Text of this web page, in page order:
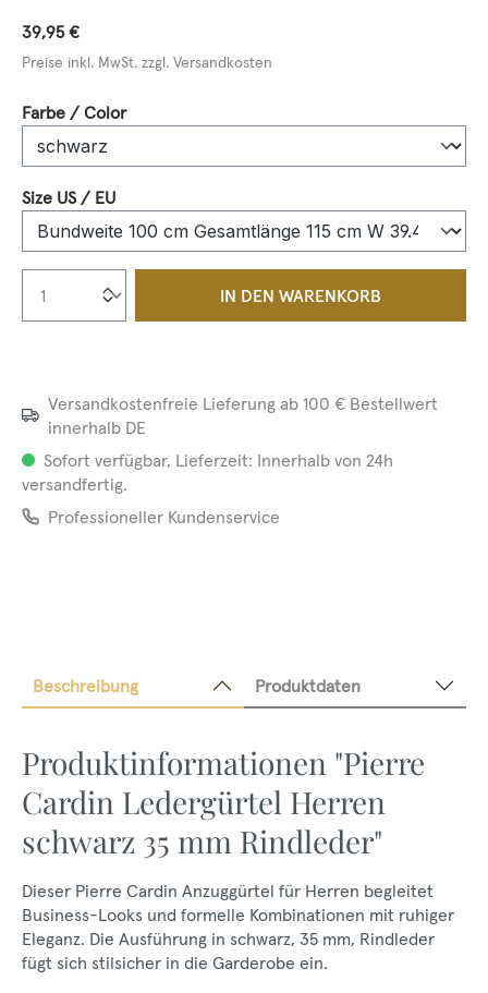
39,95 €
Preise inkl. MwSt. zzgl. Versandkosten
Farbe / Colorauswählen
Size US / EUauswählen
Produkt Anzahl: Gib den
IN DEN WARENKORB
Versandkostenfreie Lieferung ab 100 € Bestellwert
innerhalb DE
Sofort verfügbar, Lieferzeit: Innerhalb von 24h
versandfertig.
Professioneller Kundenservice
Beschreibung Produktdaten
Produktinformationen "Pierre
Cardin Ledergürtel Herren
schwarz 35 mm Rindleder"
Dieser Pierre Cardin Anzuggürtel für Herren begleitet
Business-Looks und formelle Kombinationen mit ruhiger
Eleganz. Die Ausführung in schwarz, 35 mm, Rindleder
fügt sich stilsicher in die Garderobe ein.